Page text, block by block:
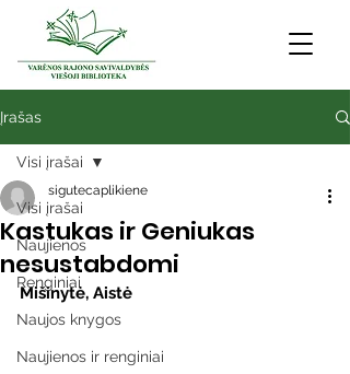
Įrašas
Visi įrašai
Naujienos
Renginiai
Naujos knygos
Naujienos ir renginiai
Visi įrašai
Kastukas ir Geniukas
nesustabdomi
sigutecaplikiene
Mišinytė, Aistė